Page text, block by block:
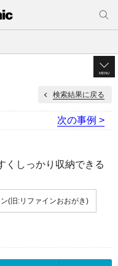
MENU
検索結果に戻る
次の事例 >
くしっかり収納できる
(旧:リファインおおがき)